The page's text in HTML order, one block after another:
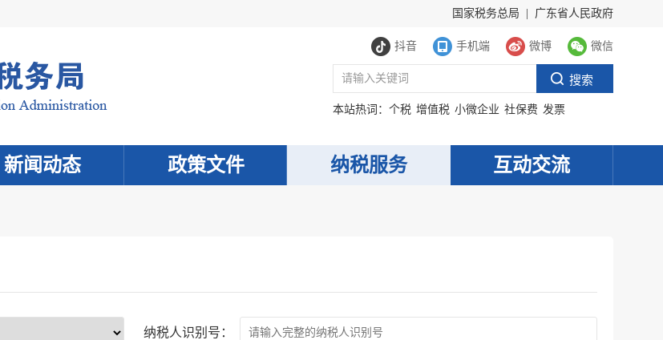
国家税务总局 广东省人民政府
抖音 手机端 微博 微信
本站热词： 个税 增值税 小微企业 社保费 发票
新闻动态 政策文件 纳税服务 互动交流
纳税人识别号：